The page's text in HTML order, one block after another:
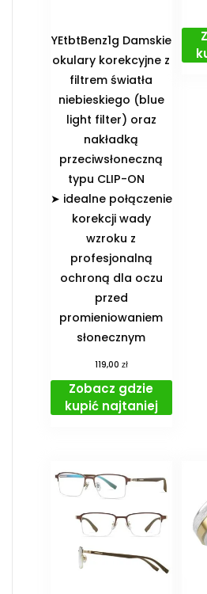
YEtbtBenz1g Damskie
okulary korekcyjne z
filtrem światła
niebieskiego (blue
light filter) oraz
nakładką
przeciwsłoneczną
typu CLIP-ON
➤ idealne połączenie
korekcji wady
wzroku z
profesjonalną
ochroną dla oczu
przed
promieniowaniem
słonecznym
119,00 zł
Zobacz gdzie
kupić najtaniej